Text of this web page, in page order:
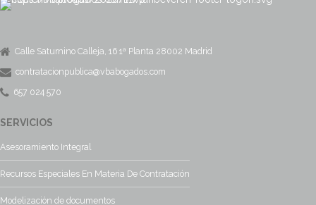
Calle Saturnino Calleja, 16 1ª Planta 28002 Madrid
contratacionpublica@vbabogados.com
657 024 570
SERVICIOS
Asesoramiento Integral
Recursos Especiales En Materia De Contratación
Modelización de documentos